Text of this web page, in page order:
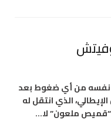
نفسه من أي ضغوط بعد
ميلان الإيطالي، الذي انتقل له
ملعون” لا…